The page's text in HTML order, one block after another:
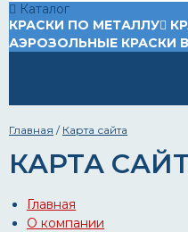
Каталог
КРАСКИ ПО МЕТАЛЛУ
АЭРОЗОЛЬНЫЕ КРАСКИ
Главная / Карта сайта
КАРТА
Главная
О компании